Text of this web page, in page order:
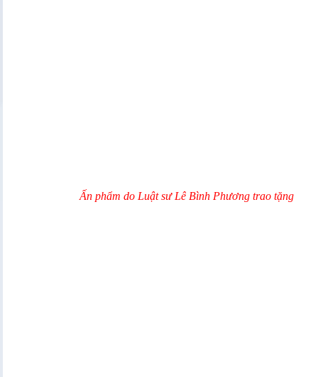
Ấn phẩm do Luật sư Lê Bình Phương trao tặng